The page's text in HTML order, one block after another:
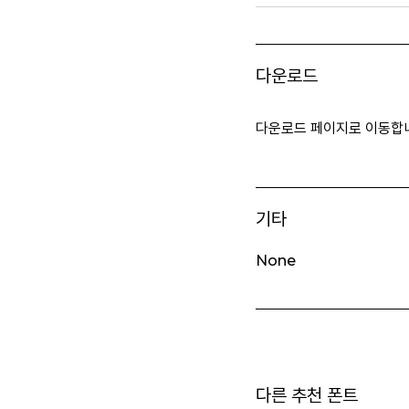
다운로드
다운로드 페이지로 이동합
기타
None
다른 추천 폰트